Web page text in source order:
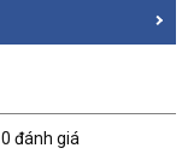
0 đánh giá